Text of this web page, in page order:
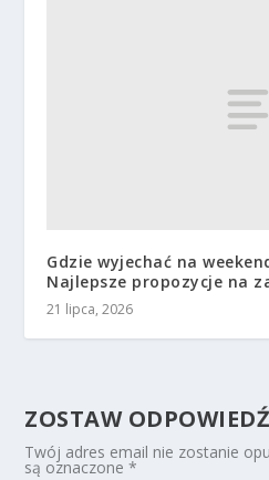
Gdzie wyjechać na
Najlepsze propozycje na
21 lipca, 2026
ZOSTAW ODPOWIEDŹ
Twój adres email nie zostanie
są oznaczone*